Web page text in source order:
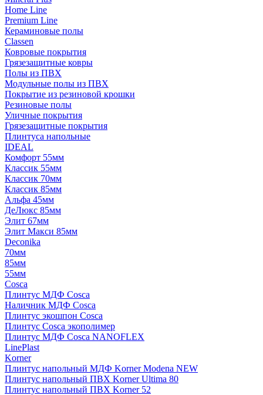
Home Line
Premium Line
Кераминовые полы
Classen
Ковровые покрытия
Грязезащитные ковры
Полы из ПВХ
Модульные полы из ПВХ
Покрытие из резиновой крошки
Резиновые полы
Уличные покрытия
Грязезащитные покрытия
Плинтуса напольные
IDEAL
Комфорт 55мм
Классик 55мм
Классик 70мм
Классик 85мм
Альфа 45мм
ДеЛюкс 85мм
Элит 67мм
Элит Макси 85мм
Deconika
70мм
85мм
55мм
Cosca
Плинтус МДФ Cosca
Наличник МДФ Cosca
Плинтус экошпон Cosca
Плинтус Cosca экополимер
Плинтус МДФ Cosca NANOFLEX
LinePlast
Korner
Плинтус напольный МДФ Korner Modena NEW
Плинтус напольный ПВХ Korner Ultima 80
Плинтус напольный ПВХ Korner 52